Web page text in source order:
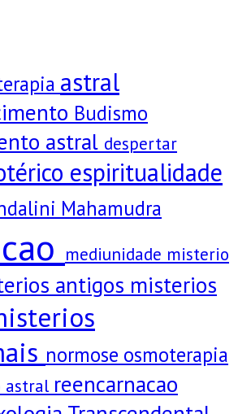
astral
Budismo
astral despertar
espiritualidade
Mahamudra
mediunidade misterio
antigos misterios
normose osmoterapia
astral reencarnacao